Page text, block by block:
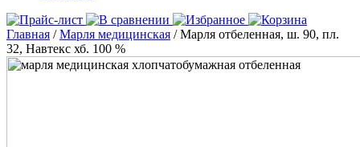
Главная /Марля медицинская / Марля отбеленная, ш. 90, пл.
32, Навтекс хб. 100 %